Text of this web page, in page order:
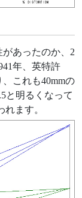
あったのか、2
年、英特許
これも40mmの
と明るくなって
ます。